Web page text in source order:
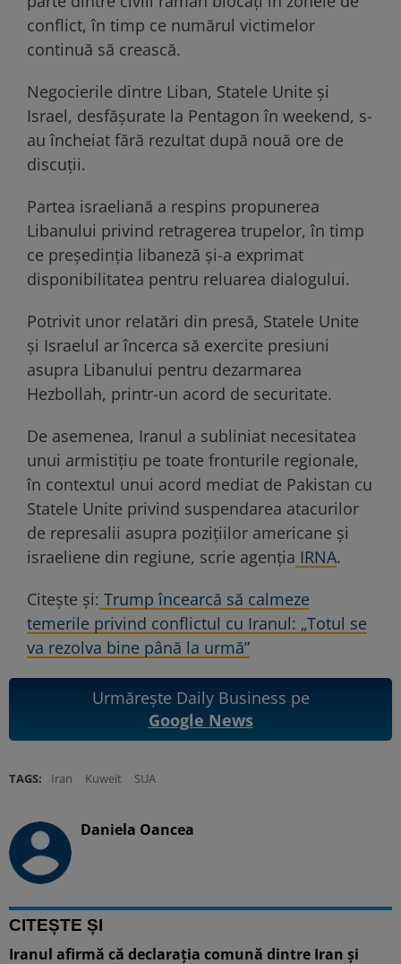
conflict, în timp ce numărul victimelor
continuă să crească.
Negocierile dintre Liban, Statele Unite și
Israel, desfășurate la Pentagon în weekend, s-
au încheiat fără rezultat după nouă ore de
discuții.
Partea israeliană a respins propunerea
Libanului privind retragerea trupelor, în timp
ce președinția libaneză și-a exprimat
disponibilitatea pentru reluarea dialogului.
Potrivit unor relatări din presă, Statele Unite
și Israelul ar încerca să exercite presiuni
asupra Libanului pentru dezarmarea
Hezbollah, printr-un acord de securitate.
De asemenea, Iranul a subliniat necesitatea
unui armistițiu pe toate fronturile regionale,
în contextul unui acord mediat de Pakistan cu
Statele Unite privind suspendarea atacurilor
de represalii asupra pozițiilor americane și
israeliene din regiune, scrie agenția IRNA.
Citește și: Trump încearcă să calmeze
temerile privind conflictul cu Iranul: „Totul se
va rezolva bine până la urmă”
Urmărește Daily Business pe
Google News
TAGS: Iran Kuweit SUA
Daniela Oancea
CITEȘTE ȘI
Iranul afirmă că declarația comună dintre Iran și